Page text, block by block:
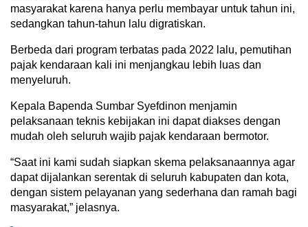
masyarakat karena hanya perlu membayar untuk tahun ini,
sedangkan tahun-tahun lalu digratiskan.
Berbeda dari program terbatas pada 2022 lalu, pemutihan
pajak kendaraan kali ini menjangkau lebih luas dan
menyeluruh.
Kepala Bapenda Sumbar Syefdinon menjamin
pelaksanaan teknis kebijakan ini dapat diakses dengan
mudah oleh seluruh wajib pajak kendaraan bermotor.
“Saat ini kami sudah siapkan skema pelaksanaannya agar
dapat dijalankan serentak di seluruh kabupaten dan kota,
dengan sistem pelayanan yang sederhana dan ramah bagi
masyarakat,” jelasnya.